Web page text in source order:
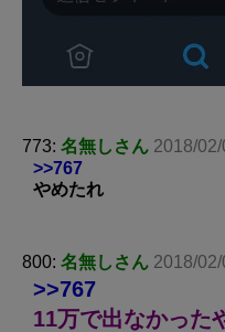
773: 名無しさん 2018/02/
>>767
やめたれ
800: 名無しさん 2018/
>>767
11万で出なかった